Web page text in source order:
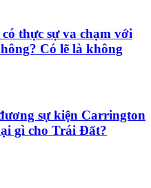
thực sự va chạm với
Có lẽ là không
sự kiện Carrington
gì cho Trái Đất?